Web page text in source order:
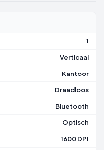
1
Verticaal
Kantoor
Draadloos
Bluetooth
Optisch
1600 DPI